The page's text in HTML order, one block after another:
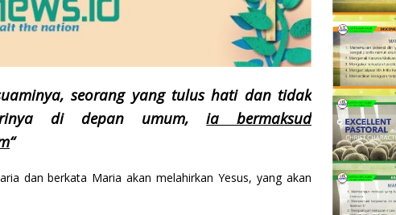
seorang yang tulus hati dan tidak
di depan umum,ia bermaksud
“
dan berkata Maria akan melahirkan Yesus, yang akan